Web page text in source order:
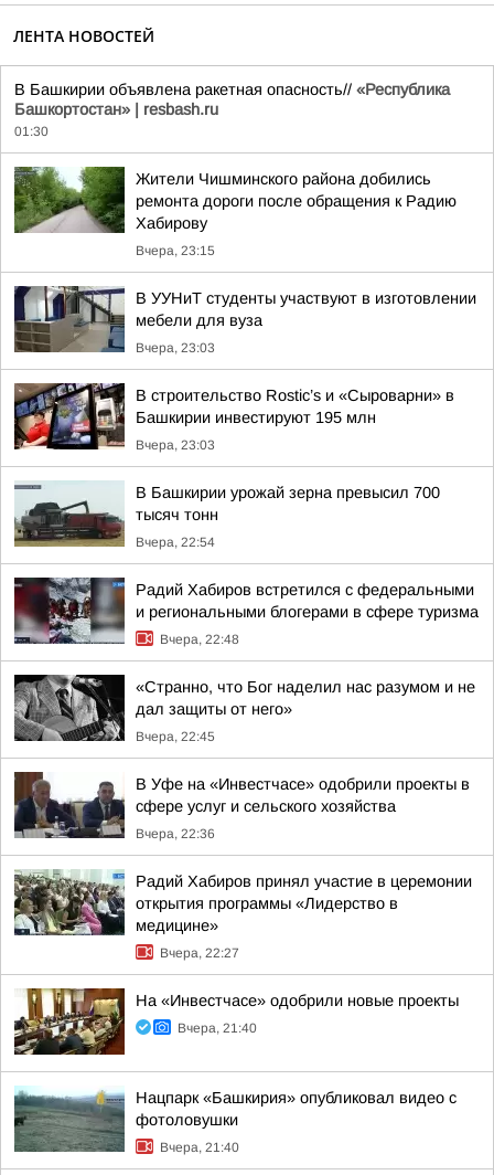
ЛЕНТА НОВОСТЕЙ
В Башкирии объявлена ракетная опасность// «Республика
Башкортостан» | resbash.ru
01:30
Жители Чишминского района добились
ремонта дороги после обращения к Радию
Хабирову
Вчера, 23:15
В УУНиТ студенты участвуют в изготовлении
мебели для вуза
Вчера, 23:03
В строительство Rostic’s и «Сыроварни» в
Башкирии инвестируют 195 млн
Вчера, 23:03
В Башкирии урожай зерна превысил 700
тысяч тонн
Вчера, 22:54
Радий Хабиров встретился с федеральными
и региональными блогерами в сфере туризма
Вчера, 22:48
«Странно, что Бог наделил нас разумом и не
дал защиты от него»
Вчера, 22:45
В Уфе на «Инвестчасе» одобрили проекты в
сфере услуг и сельского хозяйства
Вчера, 22:36
Радий Хабиров принял участие в церемонии
открытия программы «Лидерство в
медицине»
Вчера, 22:27
На «Инвестчасе» одобрили новые проекты
Вчера, 21:40
Нацпарк «Башкирия» опубликовал видео с
фотоловушки
Вчера, 21:40